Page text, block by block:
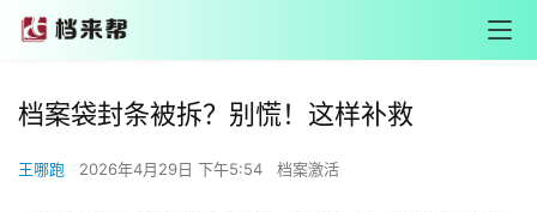
档案袋封条被拆？别慌！这样补救
王哪跑 2026年4月29日 下午5:54 档案激活